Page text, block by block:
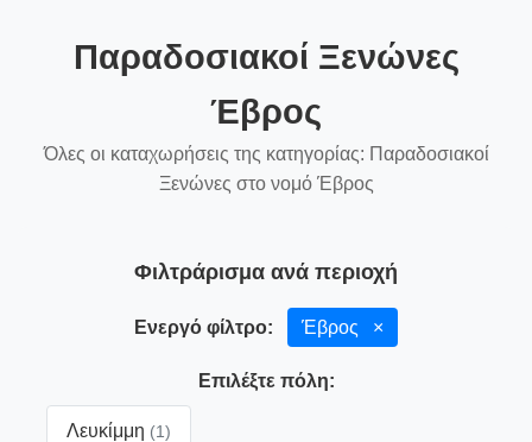
Παραδοσιακοί Ξενώνες
Έβρος
Όλες οι καταχωρήσεις της κατηγορίας: Παραδοσιακοί
Ξενώνες στο νομό Έβρος
Φιλτράρισμα ανά περιοχή
Ενεργό φίλτρο: Έβρος ×
Επιλέξτε πόλη:
Λευκίμμη (1)